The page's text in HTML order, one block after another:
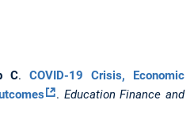
C. COVID-19 Crisis, Economic
. Education Finance and